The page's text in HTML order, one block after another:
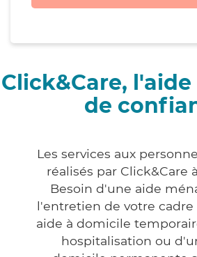
Click&Care,
de
Les services aux
réalisés par Click&Care
Besoin d'une aide
l'entretien de votre cadre
aide à domicile
hospitalisation ou